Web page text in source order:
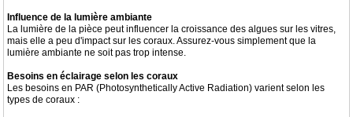
Influence de la lumière ambiante
La lumière de la pièce peut influencer la croissance des algues sur les vitres,
mais elle a peu d'impact sur les coraux. Assurez-vous simplement que la
lumière ambiante ne soit pas trop intense.
Besoins en éclairage selon les coraux
Les besoins en PAR (Photosynthetically Active Radiation) varient selon les
types de coraux :